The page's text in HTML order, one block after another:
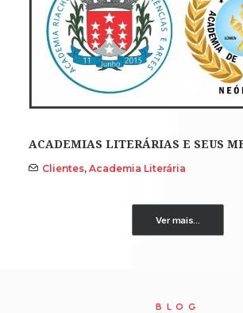
ACADEMIAS LITERÁRIAS E SEUS
Clientes, Academia Literária
Ver mais...
BLOG